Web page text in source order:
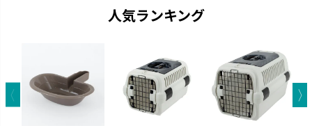
人気ランキング